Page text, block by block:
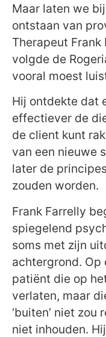
Maar laten we
ontstaan van
Therapeut Frank
volgde de
vooral moest
Hij ontdekte dat
effectiever de
de client kunt
van een nieuwe
later de
zouden worden.
Frank Farrelly
spiegelend
soms met zijn
achtergrond. Op
patiënt die op
verlaten, maar
‘buiten’ niet zou
niet inhouden.